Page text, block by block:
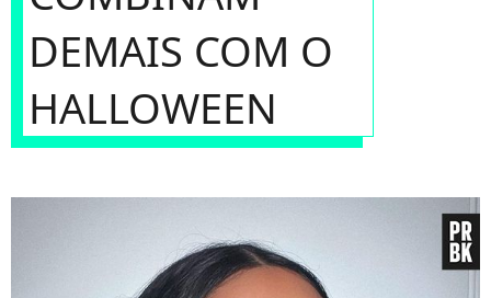
DEMAIS COM O
HALLOWEEN